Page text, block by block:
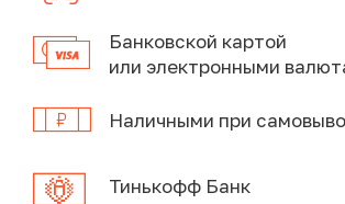
Банковской картой
или электронными
Наличными при
Тинькофф Банк